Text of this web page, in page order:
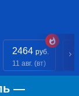
2464 руб.
11 авг. (вт)
—